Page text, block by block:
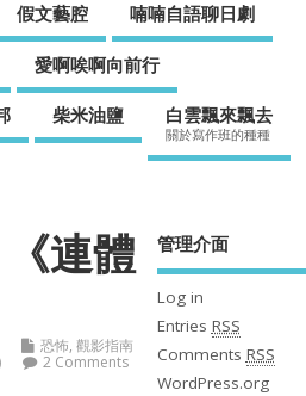
假文藝腔 喃喃自語聊日劇
愛啊唉啊向前行
柴米油鹽 白雲飄來飄去
關於寫作班的種種
連體
恐怖, 觀影指南
2 Comments
管理介面
Log in
Entries RSS
Comments RSS
WordPress.org